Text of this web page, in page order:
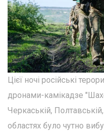
Цієї ночі російські
дронами-камікадзе
Черкаській,
областях було чутно